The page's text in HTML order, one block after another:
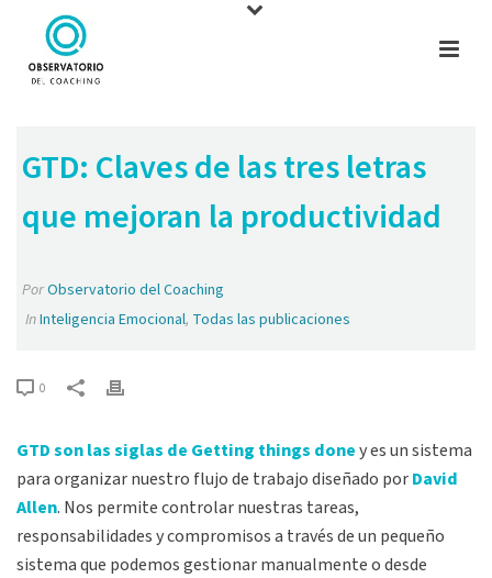
GTD: Claves de las tres letras
que mejoran la productividad
PorObservatorio del Coaching
InInteligencia Emocional, Todas las publicaciones
0
GTD son las siglas de Getting things doney es un sistema
para organizar nuestro flujo de trabajo diseñado porDavid
Allen. Nos permite controlar nuestras tareas,
responsabilidades y compromisos a través de un pequeño
sistema que podemos gestionar manualmente o desde